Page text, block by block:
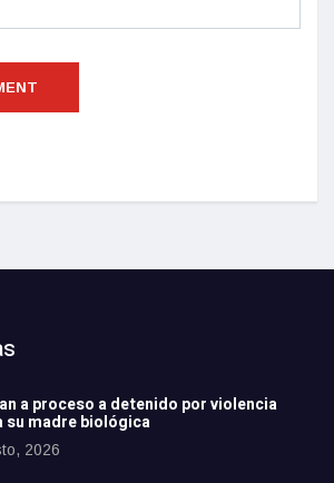
a proceso a detenido por violencia
su madre biológica
2026